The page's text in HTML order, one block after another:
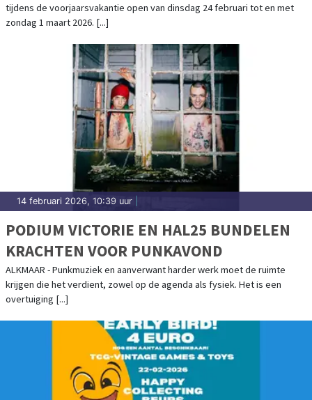
tijdens de voorjaarsvakantie open van dinsdag 24 februari tot en met
zondag 1 maart 2026. [...]
14 februari 2026, 10:39 uur
PODIUM VICTORIE EN HAL25 BUNDELEN
KRACHTEN VOOR PUNKAVOND
ALKMAAR - Punkmuziek en aanverwant harder werk moet de ruimte
krijgen die het verdient, zowel op de agenda als fysiek. Het is een
overtuiging [...]